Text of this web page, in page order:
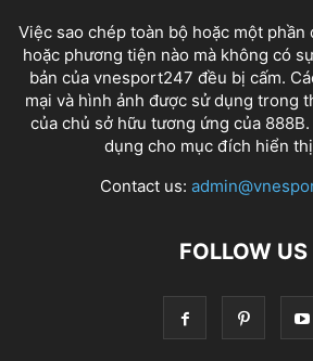
Việc sao chép toàn bộ hoặc một
hoặc phương tiện nào mà không có
bản của vnesport247 đều bị cấm.
mại và hình ảnh được sử dụng trong
của chủ sở hữu tương ứng của 888B
dụng cho mục đích hiển
Contact us:
FOLLOW US